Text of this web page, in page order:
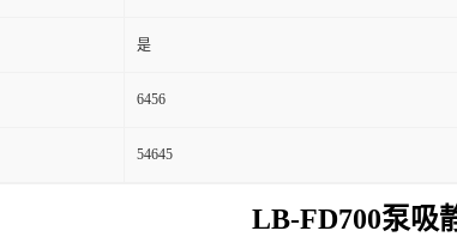
是
6456
54645
LB-FD700泵吸